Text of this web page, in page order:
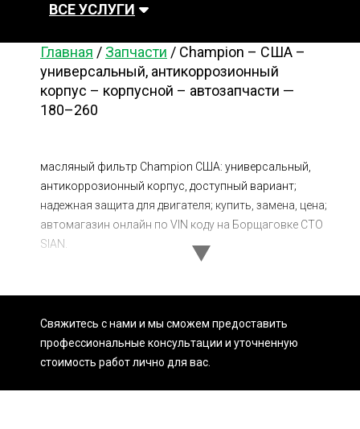
ВСЕ УСЛУГИ
Автомойка Плановое ТО
Топливная система Рулевое управления
Ходовая часть Сцепление
ГРМ Шиномонтаж
Двигатель
Главная / Запчасти / Champion – США –
универсальный, антикоррозионный
корпус – корпусной – автозапчасти —
180–260
Свяжитесь с нами и мы сможем предоставить
профессиональные консультации и уточненную
стоимость работ лично для вас.
масляный фильтр Champion США: универсальный,
антикоррозионный корпус, доступный вариант;
надежная защита для двигателя; купить, замена, цена;
автомагазин онлайн по VIN коду на Борщаговке СТО
SIAN.